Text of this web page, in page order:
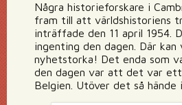
Några historieforskare i
fram till att världshistoriens
inträffade den 11 april 1954.
ingenting den dagen. Där kan
nyhetstorka! Det enda som
den dagen var att det var ett
Belgien. Utöver det så hände